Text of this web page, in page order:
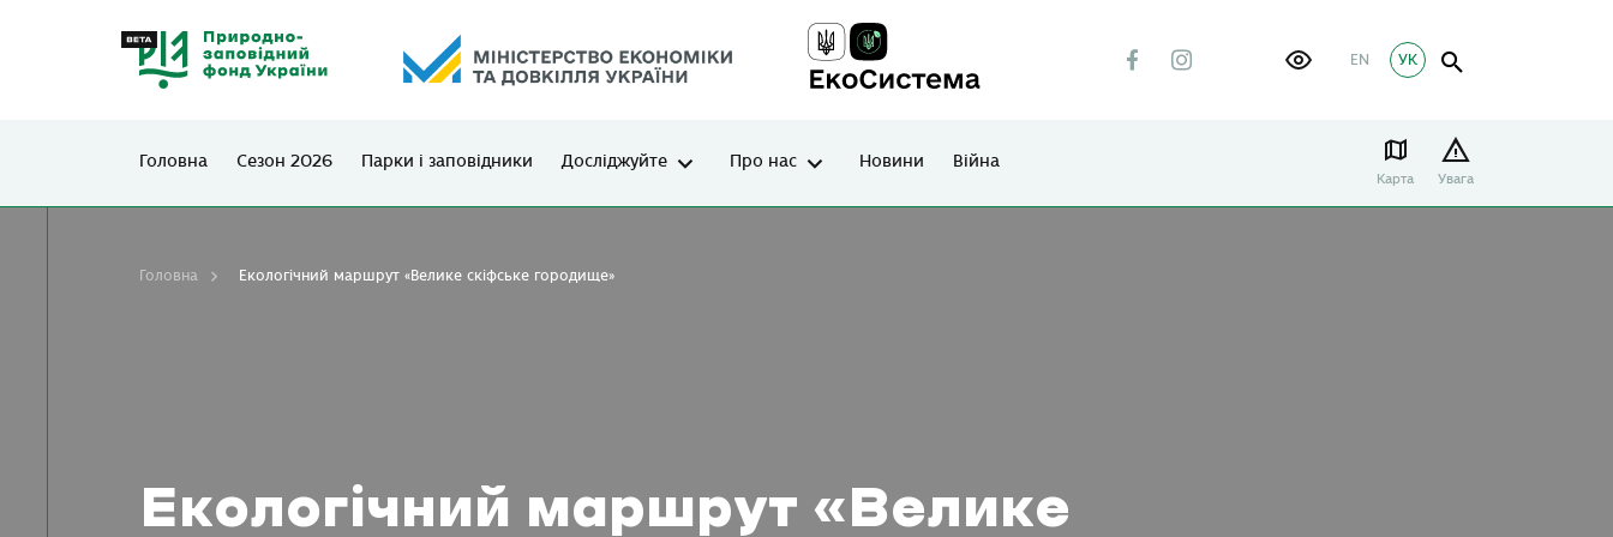
УК
EN
Головна Сезон 2026 Парки і заповідники Досліджуйте Про нас Новини Війна
Карта Увага
Екологічний маршрут «Велике
Головна Екологічний маршрут «Велике скіфське городище»